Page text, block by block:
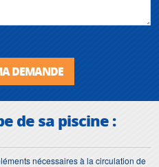
DEMANDE
de sa piscine:
nécessaires à la circulation de